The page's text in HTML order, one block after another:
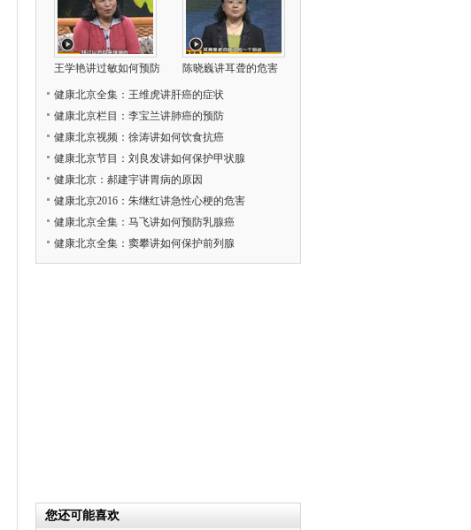
王学艳讲过敏如何预防 陈晓巍讲耳聋的危害
健康北京全集：王维虎讲肝癌的症状
健康北京栏目：李宝兰讲肺癌的预防
健康北京视频：徐涛讲如何饮食抗癌
健康北京节目：刘良发讲如何保护甲状腺
健康北京：郝建宇讲胃病的原因
健康北京2016：朱继红讲急性心梗的危害
健康北京全集：马飞讲如何预防乳腺癌
健康北京全集：窦攀讲如何保护前列腺
您还可能喜欢